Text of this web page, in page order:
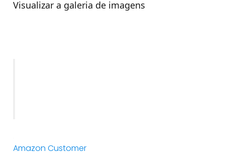
Visualizar a galeria de imagens
Amazon Customer